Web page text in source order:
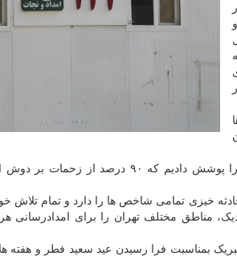
رئیس سازمان امداد و نجات خاطرنشان کرد: پارسال ۲۷ هزار حادثه را
خیزی تمامی شاخص ها را دارد و تمام تلاش
مناطق مختلف تهران را برای امدادرسانی
بمناسبت فرا رسیدن عید سعید فطر و هفته